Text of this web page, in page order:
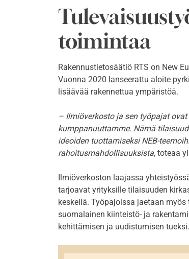
toimintaa
Rakennustietosäätiö RTS on New
Vuonna 2020 lanseerattu aloite
lisäävää rakennettua ympäristöä.
– Ilmiöverkosto ja sen työpajat
kumppanuuttamme. Nämä
ideoiden tuottamiseksi NEB-
rahoitusmahdollisuuksista, toteaa
Ilmiöverkoston laajassa
tarjoavat yrityksille tilaisuuden
keskellä. Työpajoissa jaetaan
suomalainen kiinteistö- ja
kehittämisen ja uudistumisen tueksi.